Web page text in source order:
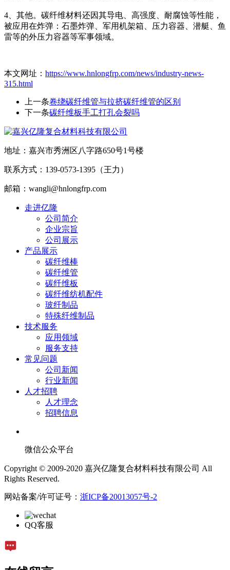
4、其他。碳纤维材料还因其导电、高强度、耐腐蚀等性能，
被应用在炸弹：石墨炸弹、军用机架箱、压力容器、潜艇、鱼
雷等的外压力容器等军事领域。
本文网址： https://www.hnlongfrp.com/news/industry-news-
315.html
上一条卷绕碳纤维管与拉挤碳纤维管的区别
下一条碳纤维板手工打孔会裂吗
地址：嘉兴市秀洲区八字路650号1号楼
联系方式：139-0573-1395（王力）
邮箱：wangli@hnlongfrp.com
走进亿隆
公司简介
企业宗旨
公司展示
产品展示
碳纤维棒
碳纤维管
碳纤维板
碳纤维纺机配件
玻纤制品
特殊纤维制品
技术服务
应用领域
服务支持
常见问题
公司新闻
行业新闻
人才招聘
人才理念
招聘信息
微信公众平台
Copyright © 2009-2020 嘉兴亿隆复合材料科技有限公司 All
Rights Reserved.
网站备案/许可证号： 浙ICP备20013057号-2
QQ客服